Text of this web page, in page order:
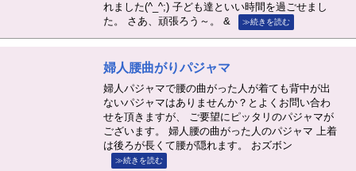
れました(^_^;) 子ども達といい時間を過ごせまし
た。 さあ、頑張ろう～。 &
≫続きを読む
婦人腰曲がりパジャマ
婦人パジャマで腰の曲がった人が着ても背中が出
ないパジャマはありませんか？とよくお問い合わ
せを頂きますが、 ご要望にピッタリのパジャマが
ございます。 婦人腰の曲がった人のパジャマ 上着
は後ろが長くて腰が隠れます。 おズボン
≫続きを読む